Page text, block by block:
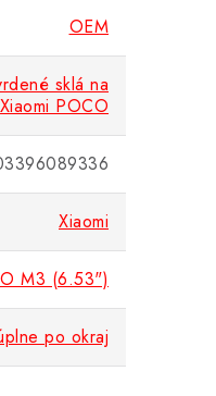
OEM
sklá na
Xiaomi POCO
Xiaomi
M3 (6.53")
po okraj